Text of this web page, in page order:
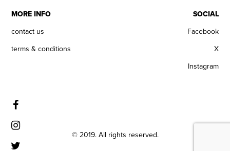
MORE INFO
contact us
terms & conditions
SOCIAL
Facebook
X
Instagram
© 2019. All rights reserved.